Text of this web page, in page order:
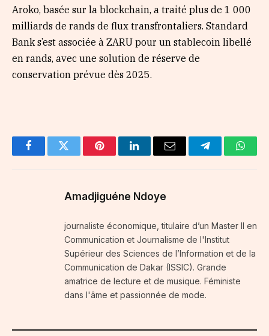
Aroko, basée sur la blockchain, a traité plus de 1 000
milliards de rands de flux transfrontaliers. Standard
Bank s’est associée à ZARU pour un stablecoin libellé
en rands, avec une solution de réserve de
conservation prévue dès 2025.
FacebookTwitter PinterestLinkedInEmail Telegram
Amadjiguéne Ndoye
journaliste économique, titulaire d’un Master II en
Communication et Journalisme de l'Institut
Supérieur des Sciences de l’Information et de la
Communication de Dakar (ISSIC). Grande
amatrice de lecture et de musique. Féministe
dans l'âme et passionnée de mode.